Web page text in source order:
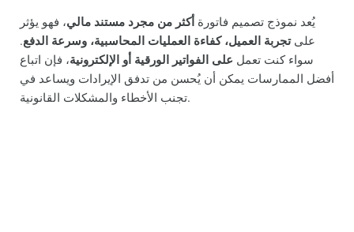
يُعد نموذج تصميم فاتورة أكثر من مجرد مستند مالي، فهو يؤثر
علىتجربة العميل، كفاءة العمليات المحاسبية، وسرعة الدفع.
سواء كنت تعمل على الفواتير الورقية أو الإلكترونية، فإن اتباع
أفضل الممارسات يمكن أن يُحسن من تدفق الإيرادات ويساعد في
تجنب الأخطاء والمشكلات القانونية.